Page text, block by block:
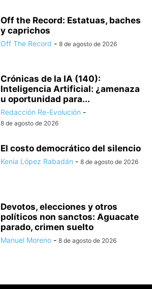
Off the Record: Estatuas, baches
y caprichos
Off The Record - 8 de agosto de 2026
Crónicas de la IA (140):
Inteligencia Artificial: ¿amenaza
u oportunidad para...
Redacción Re-Evolución -
8 de agosto de 2026
El costo democrático del silencio
Kenia López Rabadán - 8 de agosto de 2026
Devotos, elecciones y otros
políticos non sanctos: Aguacate
parado, crimen suelto
Manuel Moreno - 8 de agosto de 2026